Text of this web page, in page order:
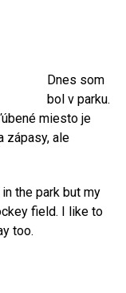
Dnes som
bol v parku.
miesto je
zápasy, ale
the park but my
field. I like to
too.